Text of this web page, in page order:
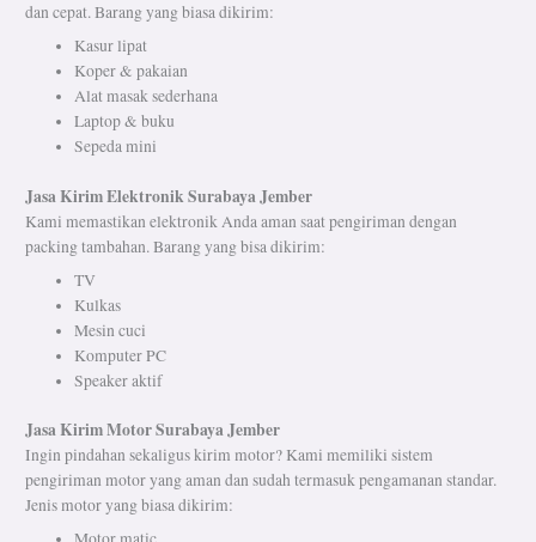
dan cepat. Barang yang biasa dikirim:
Kasur lipat
Koper & pakaian
Alat masak sederhana
Laptop & buku
Sepeda mini
Jasa Kirim Elektronik Surabaya Jember
Kami memastikan elektronik Anda aman saat pengiriman dengan
packing tambahan. Barang yang bisa dikirim:
TV
Kulkas
Mesin cuci
Komputer PC
Speaker aktif
Jasa Kirim Motor Surabaya Jember
Ingin pindahan sekaligus kirim motor? Kami memiliki sistem
pengiriman motor yang aman dan sudah termasuk pengamanan standar.
Jenis motor yang biasa dikirim: